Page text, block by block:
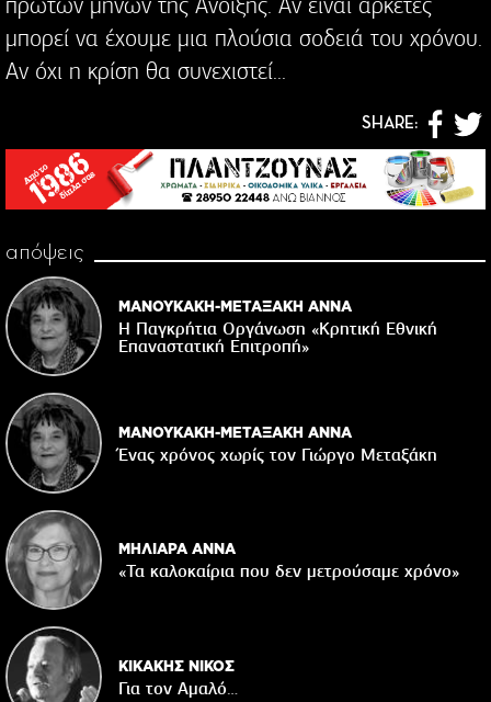
πρώτων μηνών της Άνοιξης. Αν είναι αρκετές
μπορεί να έχουμε μια πλούσια σοδειά του χρόνου.
Αν όχι η κρίση θα συνεχιστεί...
SHARE:
απόψεις
ΜΑΝΟΥΚΑΚΗ-ΜΕΤΑΞΑΚΗ ΑΝΝΑ
Η Παγκρήτια Οργάνωση «Κρητική Εθνική
Επαναστατική Eπιτροπή»
ΜΑΝΟΥΚΑΚΗ-ΜΕΤΑΞΑΚΗ ΑΝΝΑ
Ένας χρόνος χωρίς τον Γιώργο Μεταξάκη
ΜΗΛΙΑΡΑ ΑΝΝΑ
«Τα καλοκαίρια που δεν μετρούσαμε χρόνο»
ΚΙΚΑΚΗΣ ΝΙΚΟΣ
Για τον Αμαλό…